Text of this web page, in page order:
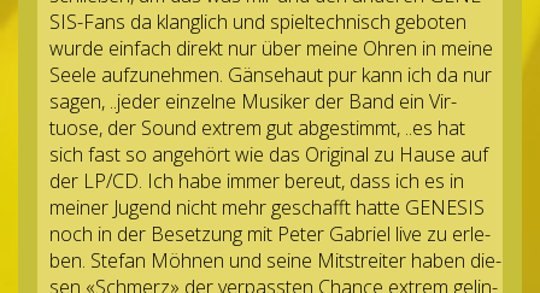
SIS-Fans da klang­lich und spiel­tech­nisch gebo­ten
wurde ein­fach direkt nur über meine Ohren in meine
Seele auf­zu­neh­men. Gän­se­haut pur kann ich da nur
sagen, ..jeder ein­zelne Musi­ker der Band ein Vir­
tuose, der Sound extrem gut abge­stimmt, ..es hat
sich fast so ange­hört wie das Ori­gi­nal zu Hause auf
der LP/CD. Ich habe immer bereut, dass ich es in
mei­ner Jugend nicht mehr geschafft hatte GENE­SIS
noch in der Beset­zung mit Peter Gabriel live zu erle­
ben. Ste­fan Möh­nen und seine Mit­strei­ter haben die­
sen «Schmerz» der ver­pass­ten Chance extrem gelin­